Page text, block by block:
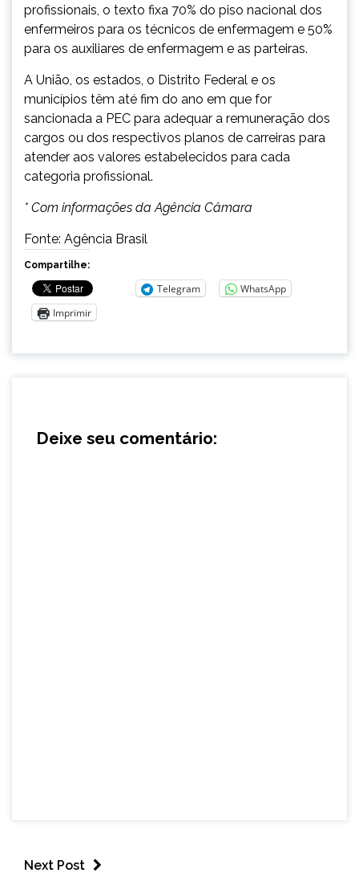
profissionais, o texto fixa 70% do piso nacional dos
enfermeiros para os técnicos de enfermagem e 50%
para os auxiliares de enfermagem e as parteiras.
A União, os estados, o Distrito Federal e os
municípios têm até fim do ano em que for
sancionada a PEC para adequar a remuneração dos
cargos ou dos respectivos planos de carreiras para
atender aos valores estabelecidos para cada
categoria profissional.
* Com informações da Agência Câmara
Fonte: Agência Brasil
Compartilhe:
Telegram
WhatsApp
Imprimir
Deixe seu comentário:
Next Post